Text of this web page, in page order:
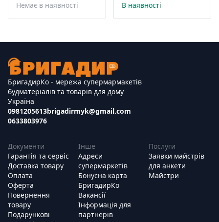
Немає в наявності В наявності
БригадирКо - мережа супермармакетів
будматеріалів та товарів для дому
Україна
0981205613
0633803976
brigadirmyk@gmail.com
Документи
Гарантія та сервіс
Доставка товару
Оплата
Оферта
Повернення
товару
Подарункові
Інше
Адреси
супермаркетів
Бонусна карта
БригадирКо
Вакансії
Інформація для
партнерів
Послуги
Заявки майстрів
для анкети
Майстри